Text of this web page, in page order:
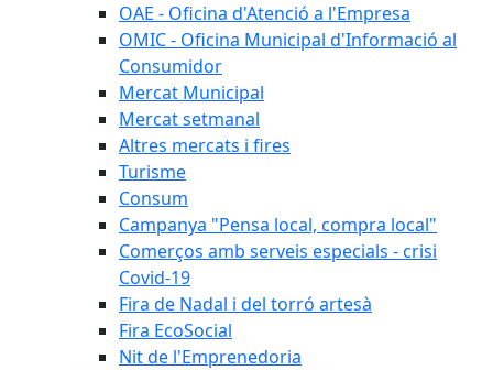
OAE - Oficina d'Atenció a l'Empresa
OMIC - Oficina Municipal d'Informació al
Consumidor
Mercat Municipal
Mercat setmanal
Altres mercats i fires
Turisme
Consum
Campanya "Pensa local, compra local"
Comerços amb serveis especials - crisi
Covid-19
Fira de Nadal i del torró artesà
Fira EcoSocial
Nit de l'Emprenedoria